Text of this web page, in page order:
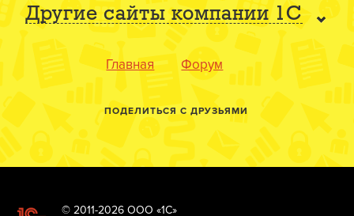
Другие сайты компании 1С
Главная Форум
ПОДЕЛИТЬСЯ С ДРУЗЬЯМИ
© 2011-2026 ООО «1С»